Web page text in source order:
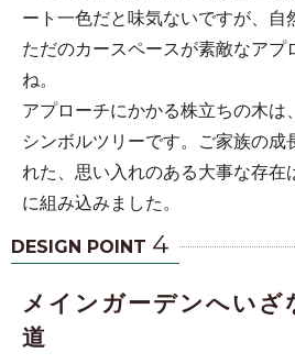
ート一色だと味気ないですが、自
ただのカースペースが素敵なアプ
ね。
アプローチにかかる株立ちの木は
シンボルツリーです。ご家族の成
れた、思い入れのある大事な存在
に組み込みました。
DESIGN POINT 4
メインガーデンへいざ
道